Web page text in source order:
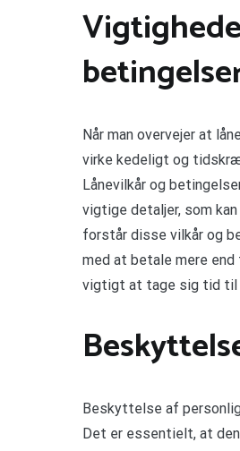
Når man overvejer at
virke kedeligt og
Lånevilkår og
vigtige detaljer, som
forstår disse vilkår og
med at betale mere
vigtigt at tage sig tid til
Beskyttelse af
Det er essentielt, at